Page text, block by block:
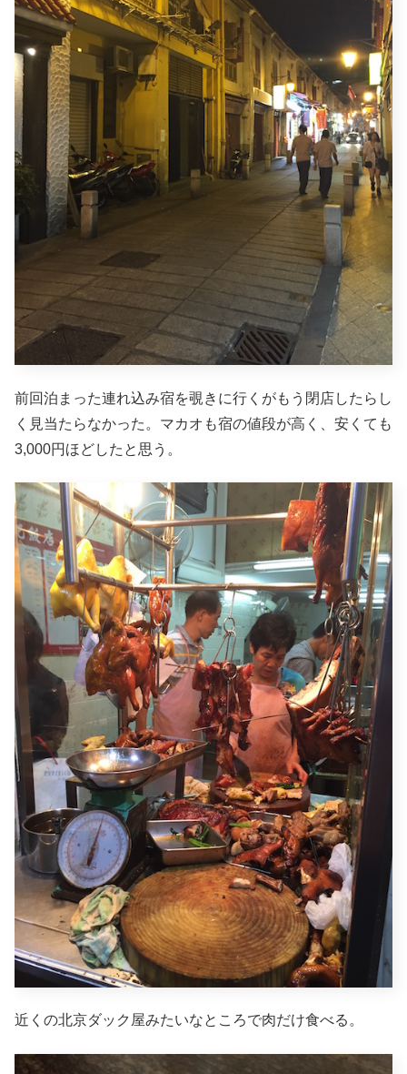
前回泊まった連れ込み宿を覗きに行くがもう閉店したらし
く見当たらなかった。マカオも宿の値段が高く、安くても
3,000円ほどしたと思う。
近くの北京ダック屋みたいなところで肉だけ食べる。